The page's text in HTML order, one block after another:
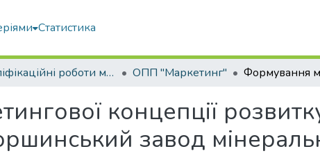
Статистика
Кваліфікаційні роботи магістрів ОПП "Маркетинг"
концепції
завод